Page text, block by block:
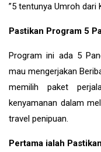
”5 tentunya Umroh dari
Pastikan Program 5
Program ini ada 5
mau mengerjakan
memilih paket
kenyamanan dalam
travel penipuan.
Pertama ialah